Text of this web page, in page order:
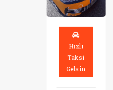
Hızlı
Taksi
Gelsin